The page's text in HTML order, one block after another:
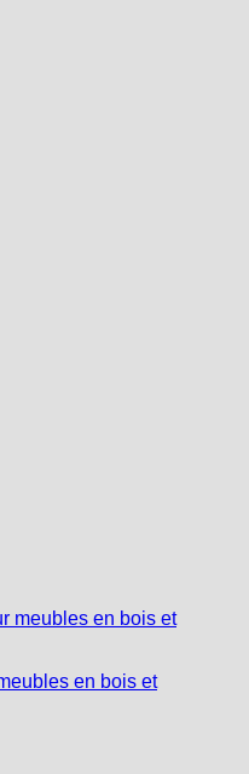
en bois et